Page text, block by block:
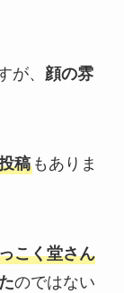
が、 顔の雰
稿もありま
こく堂さん
のではない